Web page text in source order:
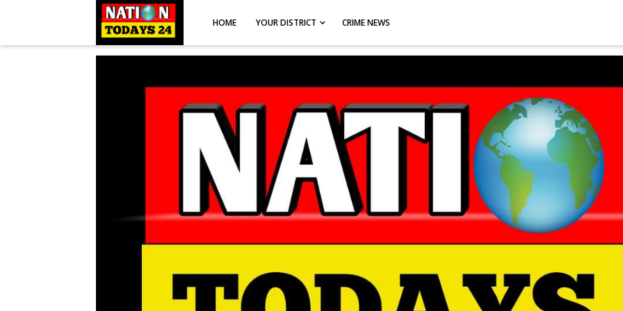
HOME YOUR DISTRICT CRIME NEWS